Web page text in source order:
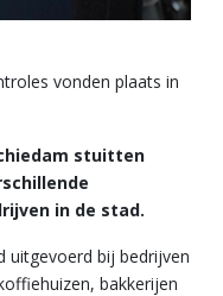
vonden plaats in
stuitten
in de stad.
uitgevoerd bij bedrijven
bakkerijen